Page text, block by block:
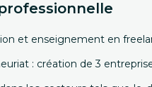
et enseignement en
: création de 3